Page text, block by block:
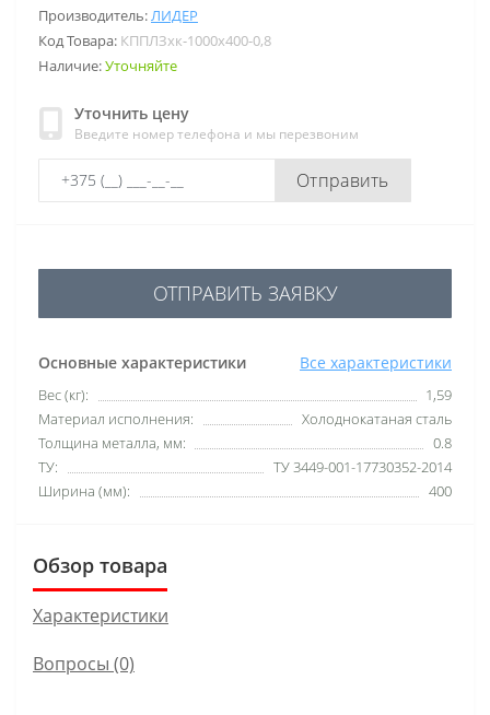
Производитель:ЛИДЕР
Код Товара: КППЛЗхк-1000х400-0,8
Наличие:Уточняйте
Уточнить цену
Введите номер телефона и мы перезвоним
Отправить
Основные характеристики Все характеристики
Вес (кг):
1,59
Материал исполнения:
Холоднокатаная сталь
Толщина металла, мм:
0.8
ТУ:
ТУ 3449-001-17730352-2014
Ширина (мм):
400
ОТПРАВИТЬ ЗАЯВКУ
Обзор товара
Характеристики
Вопросы (0)